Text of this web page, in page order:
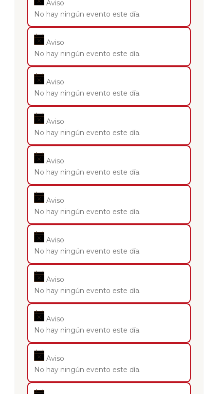
Aviso
No hay ningún evento este día.
Aviso
No hay ningún evento este día.
Aviso
No hay ningún evento este día.
Aviso
No hay ningún evento este día.
Aviso
No hay ningún evento este día.
Aviso
No hay ningún evento este día.
Aviso
No hay ningún evento este día.
Aviso
No hay ningún evento este día.
Aviso
No hay ningún evento este día.
Aviso
No hay ningún evento este día.